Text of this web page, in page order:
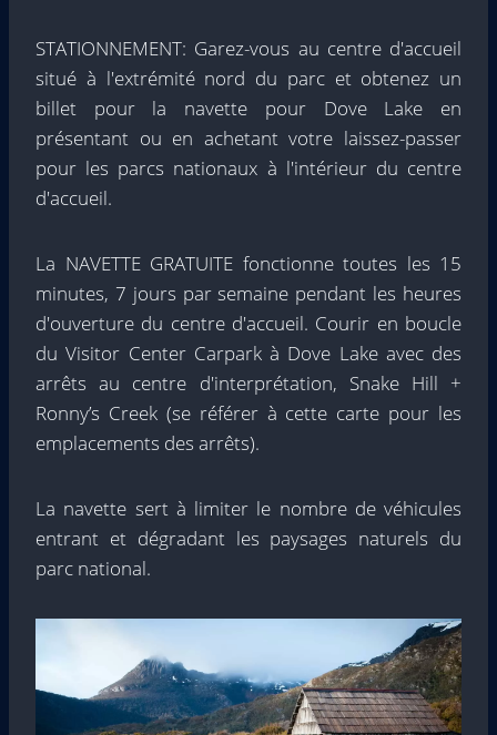
STATIONNEMENT: Garez-vous au centre d'accueil
situé à l'extrémité nord du parc et obtenez un
billet pour la navette pour Dove Lake en
présentant ou en achetant votre laissez-passer
pour les parcs nationaux à l'intérieur du centre
d'accueil.
La NAVETTE GRATUITE fonctionne toutes les 15
minutes, 7 jours par semaine pendant les heures
d'ouverture du centre d'accueil. Courir en boucle
du Visitor Center Carpark à Dove Lake avec des
arrêts au centre d'interprétation, Snake Hill +
Ronny’s Creek (se référer à cette carte pour les
emplacements des arrêts).
La navette sert à limiter le nombre de véhicules
entrant et dégradant les paysages naturels du
parc national.